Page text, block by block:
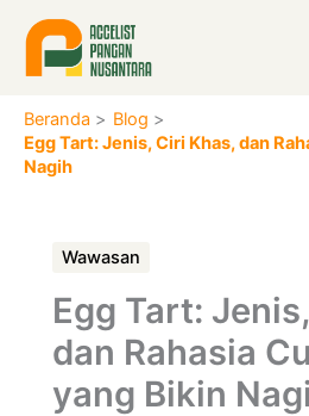
konten
Beranda
Blog
Egg Tart: Jenis, Ciri Khas, dan
Nagih
Wawasan
Egg Tart:
dan Rahasia
yang Bikin